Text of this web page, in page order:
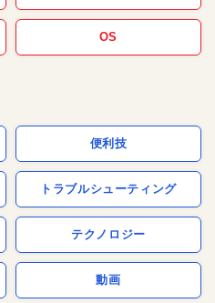
OS
便利技
トラブルシューティング
テクノロジー
動画